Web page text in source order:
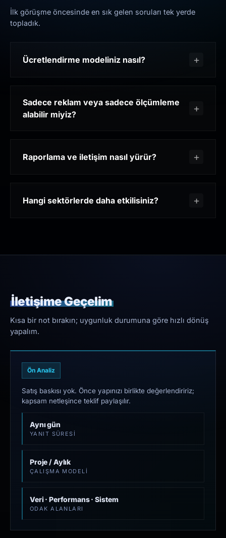
İlk görüşme öncesinde en sık gelen soruları tek yerde
topladık.
Ücretlendirme modeliniz nasıl?
Sadece reklam veya sadece ölçümleme
alabilir miyiz?
Raporlama ve iletişim nasıl yürür?
Hangi sektörlerde daha etkilisiniz?
İletişime Geçelim
Kısa bir not bırakın; uygunluk durumuna göre hızlı dönüş
yapalım.
Ön Analiz
Satış baskısı yok. Önce yapınızı birlikte değerlendiririz;
kapsam netleşince teklif paylaşılır.
Aynı gün
YANIT SÜRESI
Proje / Aylık
ÇALIŞMA MODELI
Veri · Performans · Sistem
ODAK ALANLARI